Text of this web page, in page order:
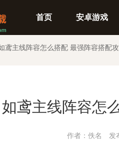
首页 安卓游戏
鸢主线阵容怎么搭配 最强阵容搭配
如鸢主线阵容怎
作者：佚名 发